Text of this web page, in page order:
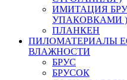
ИМИТАЦИЯ
УПАКОВКАМИ )
ПЛАНКЕН
ПИЛОМАТЕРИАЛЫ
ВЛАЖНОСТИ
БРУС
БРУСОК